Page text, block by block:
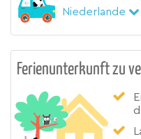
Niederlande
Ferienunterkunft zu